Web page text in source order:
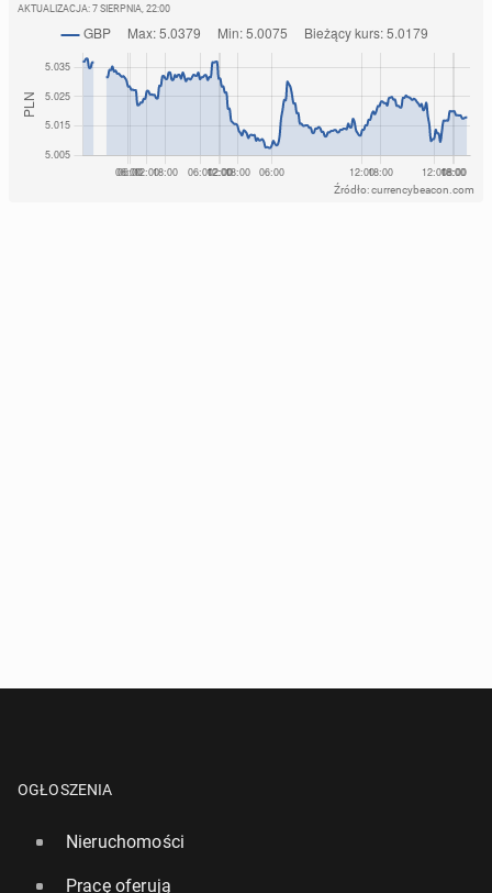
AKTUALIZACJA: 7 SIERPNIA, 22:00
Źródło: currencybeacon.com
OGŁOSZENIA
Nieruchomości
Pracę oferują